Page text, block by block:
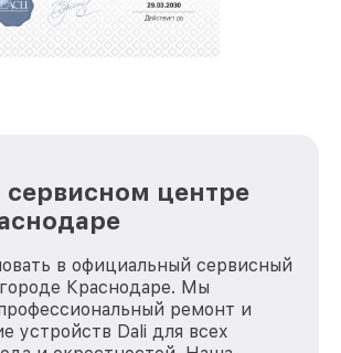
центре
в официальный сервисный
Краснодаре. Мы
ремонт и
устройств Dali для всех